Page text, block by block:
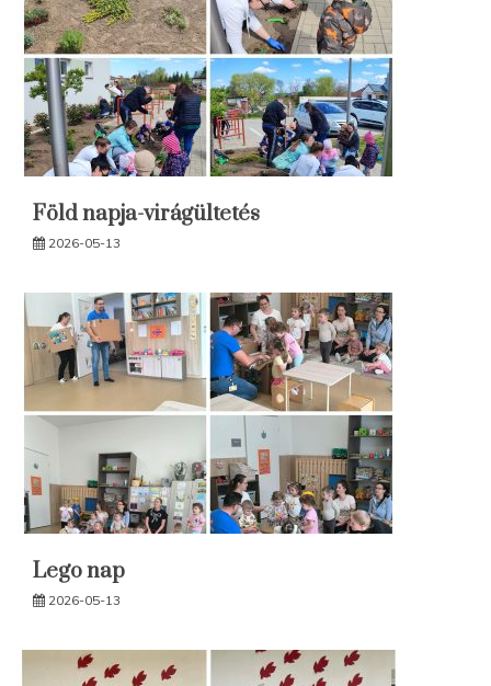
Föld napja-virágültetés
2026-05-13
Lego nap
2026-05-13